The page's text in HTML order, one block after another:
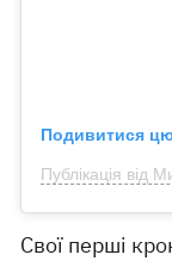
Подивитися
Публікація від
Свої перші